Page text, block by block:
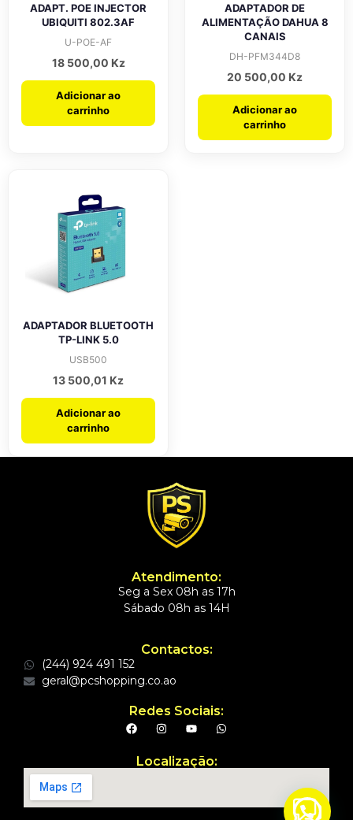
ADAPT. POE INJECTOR
UBIQUITI 802.3AF
U-POE-AF
18 500,00 Kz
Adicionar ao
carrinho
ADAPTADOR DE
ALIMENTAÇÃO DAHUA 8
CANAIS
DH-PFM344D8
20 500,00 Kz
Adicionar ao
carrinho
ADAPTADOR BLUETOOTH
TP-LINK 5.0
USB500
13 500,01 Kz
Adicionar ao
carrinho
Atendimento:
Seg a Sex 08h as 17h
Sábado 08h as 14H
Contactos:
(244) 924 491 152
geral@pcshopping.co.ao
Redes Sociais:
Localização: